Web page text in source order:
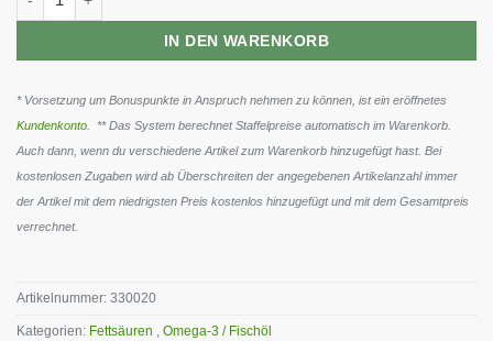
IN DEN WARENKORB
* Vorsetzung um Bonuspunkte in Anspruch nehmen zu können, ist ein eröffnetes
Kundenkonto . ** Das System berechnet Staffelpreise automatisch im Warenkorb.
Auch dann, wenn du verschiedene Artikel zum Warenkorb hinzugefügt hast. Bei
kostenlosen Zugaben wird ab Überschreiten der angegebenen Artikelanzahl immer
der Artikel mit dem niedrigsten Preis kostenlos hinzugefügt und mit dem Gesamtpreis
verrechnet.
Artikelnummer: 330020
Kategorien: Fettsäuren , Omega-3 / Fischöl